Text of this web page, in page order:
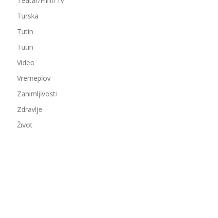
Turska
Tutin
Tutin
Video
Vremeplov
Zanimljivosti
Zdravlje
Život